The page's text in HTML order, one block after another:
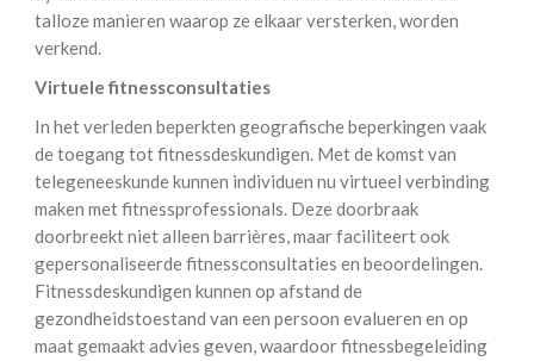
talloze manieren waarop ze elkaar versterken, worden
verkend.
Virtuele fitnessconsultaties
In het verleden beperkten geografische beperkingen vaak
de toegang tot fitnessdeskundigen. Met de komst van
telegeneeskunde kunnen individuen nu virtueel verbinding
maken met fitnessprofessionals. Deze doorbraak
doorbreekt niet alleen barrières, maar faciliteert ook
gepersonaliseerde fitnessconsultaties en beoordelingen.
Fitnessdeskundigen kunnen op afstand de
gezondheidstoestand van een persoon evalueren en op
maat gemaakt advies geven, waardoor fitnessbegeleiding